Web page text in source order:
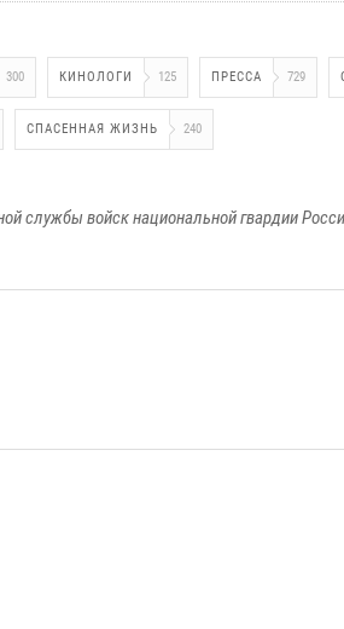
300 КИНОЛОГИ 125 ПРЕССА 729
СПАСЕННАЯ ЖИЗНЬ 240
службы войск национальной гвардии